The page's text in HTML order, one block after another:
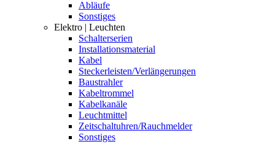
Abläufe
Sonstiges
Elektro | Leuchten
Schalterserien
Installationsmaterial
Kabel
Steckerleisten/Verlängerungen
Baustrahler
Kabeltrommel
Kabelkanäle
Leuchtmittel
Zeitschaltuhren/Rauchmelder
Sonstiges